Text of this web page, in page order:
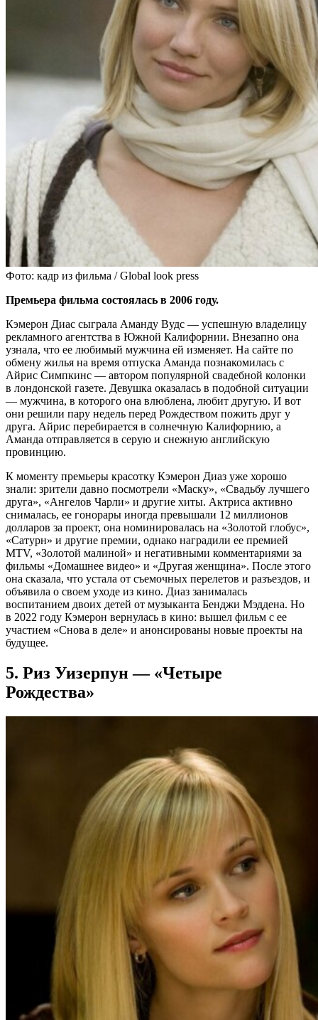
Фото: кадр из фильма / Global look press
Премьера фильма состоялась в 2006 году.
Кэмерон Диас сыграла Аманду Вудс — успешную владелицу
рекламного агентства в Южной Калифорнии. Внезапно она
узнала, что ее любимый мужчина ей изменяет. На сайте по
обмену жилья на время отпуска Аманда познакомилась с
Айрис Симпкинс — автором популярной свадебной колонки
в лондонской газете. Девушка оказалась в подобной ситуации
— мужчина, в которого она влюблена, любит другую. И вот
они решили пару недель перед Рождеством пожить друг у
друга. Айрис перебирается в солнечную Калифорнию, а
Аманда отправляется в серую и снежную английскую
провинцию.
К моменту премьеры красотку Кэмерон Диаз уже хорошо
знали: зрители давно посмотрели «Маску», «Свадьбу лучшего
друга», «Ангелов Чарли» и другие хиты. Актриса активно
снималась, ее гонорары иногда превышали 12 миллионов
долларов за проект, она номинировалась на «Золотой глобус»,
«Сатурн» и другие премии, однако наградили ее премией
MTV, «Золотой малиной» и негативными комментариями за
фильмы «Домашнее видео» и «Другая женщина». После этого
она сказала, что устала от съемочных перелетов и разъездов, и
объявила о своем уходе из кино. Диаз занималась
воспитанием двоих детей от музыканта Бенджи Мэддена. Но
в 2022 году Кэмерон вернулась в кино: вышел фильм с ее
участием «Снова в деле» и анонсированы новые проекты на
будущее.
5. Риз Уизерпун — «Четыре
Рождества»